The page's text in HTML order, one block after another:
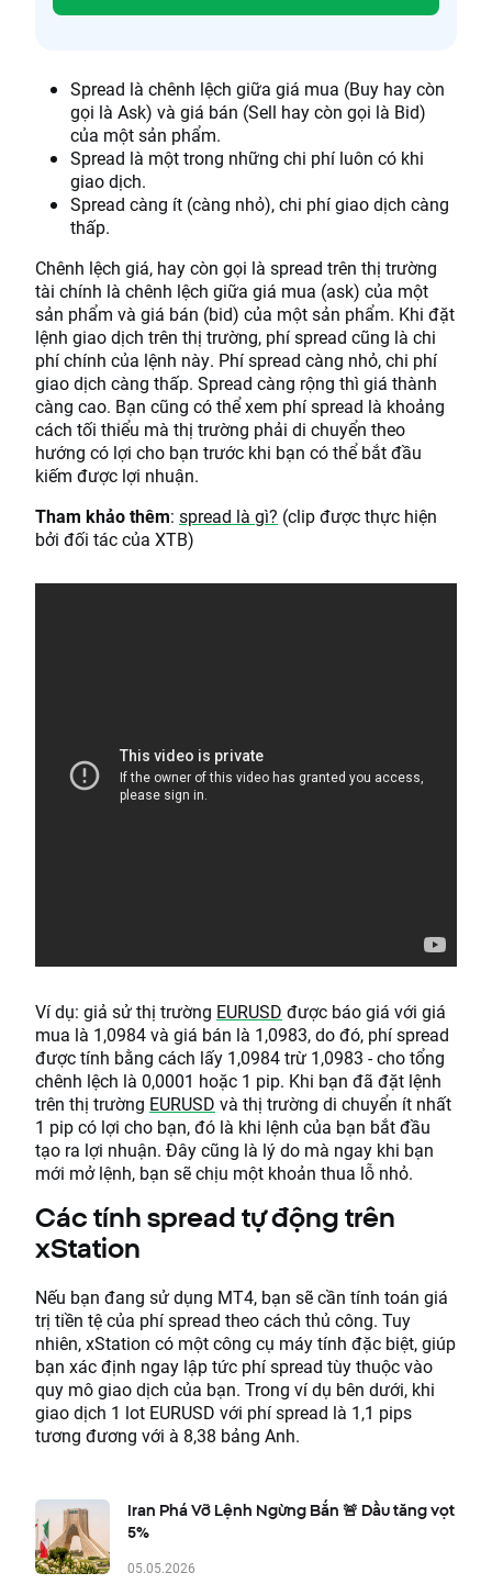
Spread là chênh lệch giữa giá mua (Buy hay còn
gọi là Ask) và giá bán (Sell hay còn gọi là Bid)
của một sản phẩm.
Spread là một trong những chi phí luôn có khi
giao dịch.
Spread càng ít (càng nhỏ), chi phí giao dịch càng
thấp.
Chênh lệch giá, hay còn gọi là spread trên thị trường
tài chính là chênh lệch giữa giá mua (ask) của một
sản phẩm và giá bán (bid) của một sản phẩm. Khi đặt
lệnh giao dịch trên thị trường, phí spread cũng là chi
phí chính của lệnh này. Phí spread càng nhỏ, chi phí
giao dịch càng thấp. Spread càng rộng thì giá thành
càng cao. Bạn cũng có thể xem phí spread là khoảng
cách tối thiểu mà thị trường phải di chuyển theo
hướng có lợi cho bạn trước khi bạn có thể bắt đầu
kiếm được lợi nhuận.
Tham khảo thêm: spread là gì? (clip được thực hiện
bởi đối tác của XTB)
Ví dụ: giả sử thị trường EURUSD được báo giá với giá
mua là 1,0984 và giá bán là 1,0983, do đó, phí spread
được tính bằng cách lấy 1,0984 trừ 1,0983 - cho tổng
chênh lệch là 0,0001 hoặc 1 pip. Khi bạn đã đặt lệnh
trên thị trường EURUSD và thị trường di chuyển ít nhất
1 pip có lợi cho bạn, đó là khi lệnh của bạn bắt đầu
tạo ra lợi nhuận. Đây cũng là lý do mà ngay khi bạn
mới mở lệnh, bạn sẽ chịu một khoản thua lỗ nhỏ.
Các tính spread tự động trên
xStation
Nếu bạn đang sử dụng MT4, bạn sẽ cần tính toán giá
trị tiền tệ của phí spread theo cách thủ công. Tuy
nhiên, xStation có một công cụ máy tính đặc biệt, giúp
bạn xác định ngay lập tức phí spread tùy thuộc vào
quy mô giao dịch của bạn. Trong ví dụ bên dưới, khi
giao dịch 1 lot EURUSD với phí spread là 1,1 pips
tương đương với à 8,38 bảng Anh.
Iran Phá Vỡ Lệnh Ngừng Bắn 🚨 Dầu tăng vọt
5%
05.05.2026